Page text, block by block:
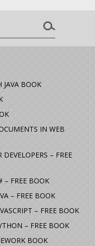
JAVA BOOK
IN WEB
DEVELOPERS – FREE
– FREE BOOK
– FREE BOOK
– FREE BOOK
– FREE BOOK
BOOK